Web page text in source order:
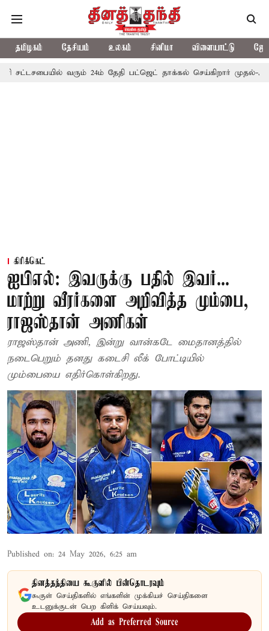
தமிழகம் தேசியம் உலகம் சினிமா விளையாட்டு
வரும் 24ம் தேதி பட்ஜெட் தாக்கல் செய்கிறார் முதல்-அமைச்சர்
கிரிக்கெட்
ஐபிஎல்: இவருக்கு பதில் இவர்...
மாற்று வீரர்களை அறிவித்த மும்பை,
ராஜஸ்தான் அணிகள்
ராஜஸ்தான் அணி, இன்று வான்கடே மைதானத்தில்
நடைபெறும் தனது கடைசி லீக் போட்டியில்
மும்பையை எதிர்கொள்கிறது.
Published on: 24 May 2026, 6:25 am
தினத்தந்தியை கூகுளில் பின்தொடரவும்
கூகுள் செய்திகளில் எங்களின் முக்கியச் செய்திகளை
உடனுக்குடன் பெற கிளிக் செய்யவும்.
Add as Preferred Source